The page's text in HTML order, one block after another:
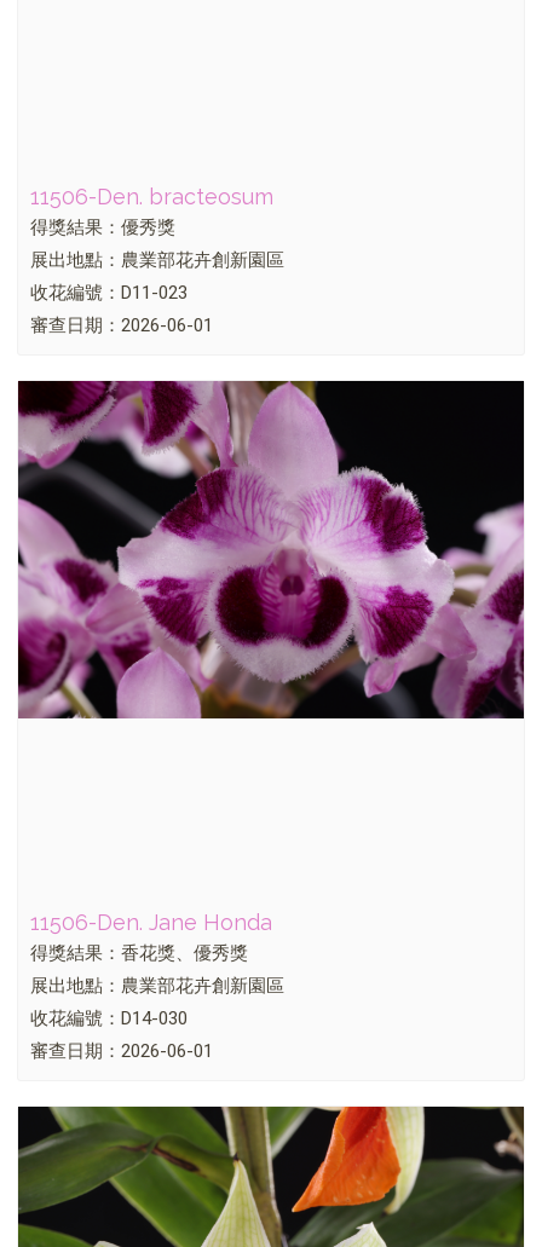
11506-Den. bracteosum
得獎結果：優秀獎
展出地點：農業部花卉創新園區
收花編號：D11-023
審查日期：2026-06-01
11506-Den. Jane Honda
得獎結果：香花獎、優秀獎
展出地點：農業部花卉創新園區
收花編號：D14-030
審查日期：2026-06-01